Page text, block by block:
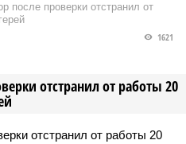
после проверки отстранил от
отстранил от работы 20
1621